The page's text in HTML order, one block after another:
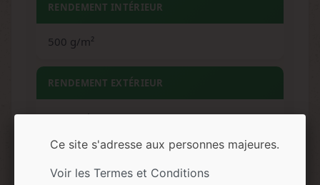
RENDEMENT INTÉRIEUR
500 g/m²
RENDEMENT EXTÉRIEUR
150 g/plante
Ce site s'adresse aux personnes majeures.
Voir les Termes et Conditions